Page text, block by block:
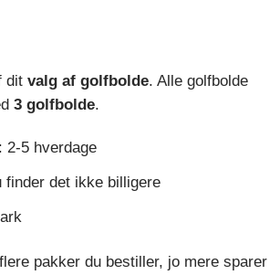
dit valg af golfbolde. Alle golfbolde
3 golfbolde.
2-5 hverdage
finder det ikke billigere
pakker du bestiller, jo mere sparer